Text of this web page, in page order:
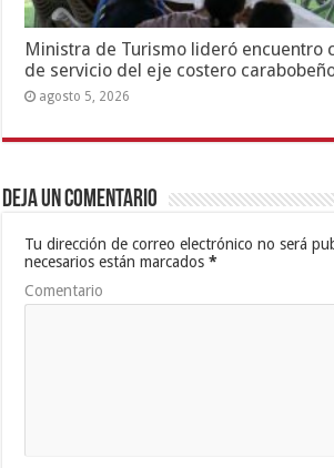
Ministra de Turismo lideró encuentro
de servicio del eje costero
agosto 5, 2026
Deja un comentario
Tu dirección de correo electrónico no será
necesarios están marcados*
Comentario